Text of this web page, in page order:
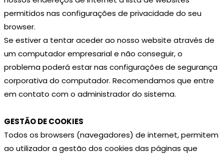
permitidos nas configurações de privacidade do seu
browser.
Se estiver a tentar aceder ao nosso website através de
um computador empresarial e não conseguir, o
problema poderá estar nas configurações de segurança
corporativa do computador. Recomendamos que entre
em contato com o administrador do sistema.
GESTÃO DE COOKIES
Todos os browsers (navegadores) de internet, permitem
ao utilizador a gestão dos cookies das páginas que